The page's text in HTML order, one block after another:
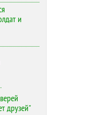
и
друзей"